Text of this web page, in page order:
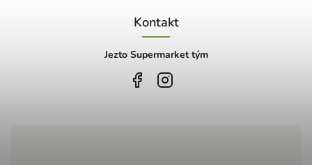
Kontakt
Jezto Supermarket tým